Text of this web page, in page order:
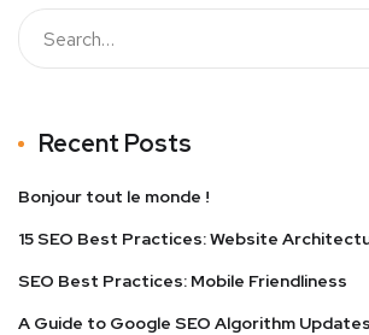
Recent Posts
Bonjour tout le monde !
15 SEO Best Practices: Website
SEO Best Practices: Mobile Friendliness
A Guide to Google SEO Algorithm Updates